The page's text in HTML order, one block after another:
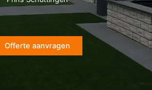
Offerte aanvragen